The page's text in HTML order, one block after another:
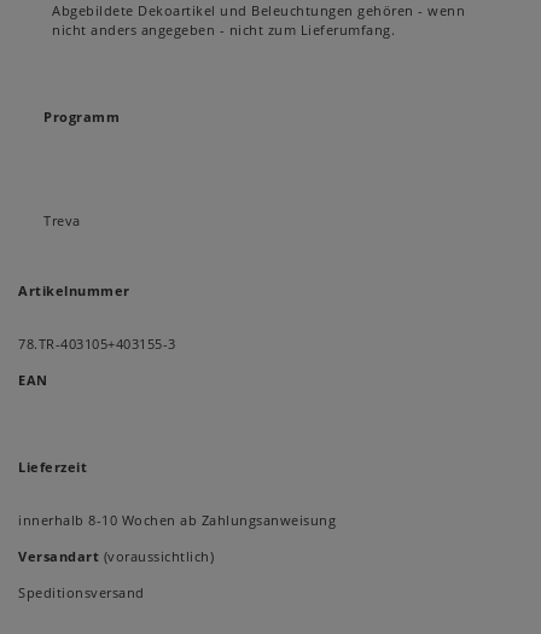
Abgebildete Dekoartikel und Beleuchtungen gehören - wenn
nicht anders angegeben - nicht zum Lieferumfang.
Programm
Treva
Artikelnummer
78.TR-403105+403155-3
EAN
Lieferzeit
innerhalb 8-10 Wochen ab Zahlungsanweisung
Versandart (voraussichtlich)
Speditionsversand